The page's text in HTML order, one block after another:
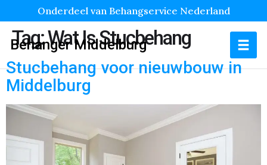
Onderdeel van Behangservice Nederland
Behanger Middelburg
Tag:Wat Is Stucbehang
Stucbehang voor nieuwbouw in
Middelburg